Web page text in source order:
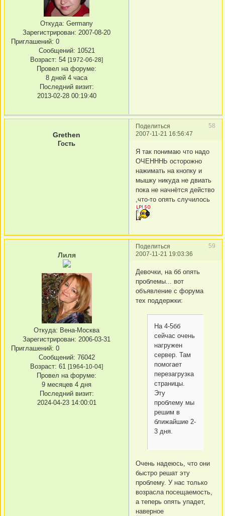
Откуда: Germany
Зарегистрирован: 2007-08-20
Приглашений: 0
Сообщений: 10521
Возраст: 54 [1972-06-28]
Провел на форуме:
8 дней 4 часа
Последний визит:
2013-02-28 00:19:40
Поделиться
58
2007-11-21 16:56:47
Grethen
Гость
Я так понимаю что надо
ОЧЕНННЬ осторожно
нажимать на кнопку и
мышку никуда не двиать
пока не начнётся действо
,что-то опять случилось
Поделиться
59
2007-11-21 19:03:36
Лиля
Откуда: Вена-Москва
Зарегистрирован: 2006-03-31
Приглашений: 0
Сообщений: 76042
Возраст: 61 [1964-10-04]
Провел на форуме:
9 месяцев 4 дня
Последний визит:
2024-04-23 14:00:01
Девочки, на бб опять
проблемы... вот
объявление с форума
тех поддержки:
На 4-5бб
сейчас очень
нагружен
сервер. Там
помогает
перезагрузка
страницы.
Эту
проблему мы
решим в
ближайшие 2-
3 дня.
Очень надеюсь, что они
быстро решат эту
проблему. У нас только
возрасла посещаемость,
а теперь опять упадет,
наверное